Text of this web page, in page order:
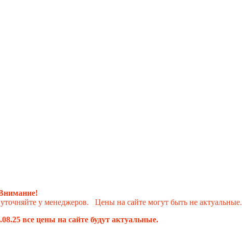
у менеджеров. Цены на сайте могут быть не актуальные.
все цены на сайте будут актуальные.